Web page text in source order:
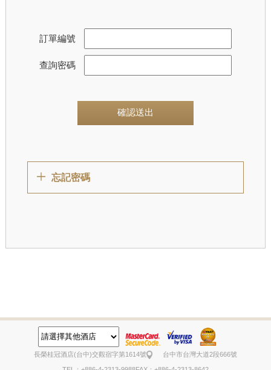
訂單編號
查詢密碼
確認送出
忘記密碼
長榮桂冠酒店(台中)交觀宿字第1614號 台中市台灣大道2段666號